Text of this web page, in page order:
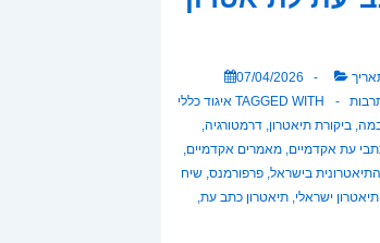
07/04/2026
TAGGED WITH איגוד כללי
, ביקורת תיאטרון, דרמטורגיה,
עת אקדמיים, מאמרים אקדמיים,
בישראל, פרפורמנס, שיח
תיאטרון ישראלי, תיאטרון כתב עת,